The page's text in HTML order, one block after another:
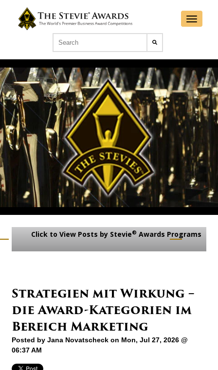
Click to View Posts by Stevie® Awards Programs
Strategien mit Wirkung –
die Award-Kategorien im
Bereich Marketing
Posted by Jana Novatscheck on Mon, Jul 27, 2026 @
06:37 AM